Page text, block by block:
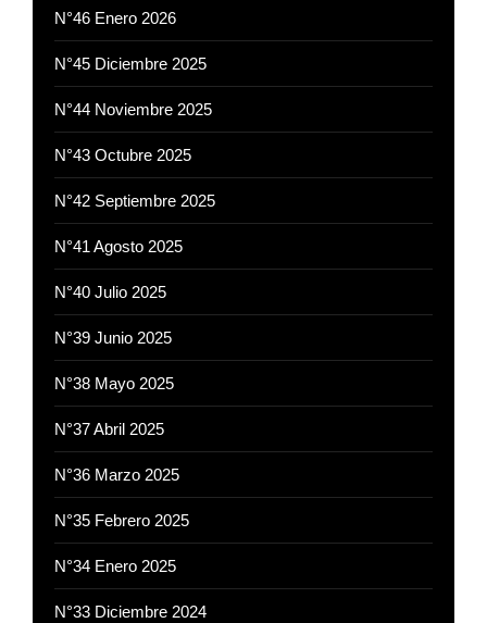
N°46 Enero 2026
N°45 Diciembre 2025
N°44 Noviembre 2025
N°43 Octubre 2025
N°42 Septiembre 2025
N°41 Agosto 2025
N°40 Julio 2025
N°39 Junio 2025
N°38 Mayo 2025
N°37 Abril 2025
N°36 Marzo 2025
N°35 Febrero 2025
N°34 Enero 2025
N°33 Diciembre 2024